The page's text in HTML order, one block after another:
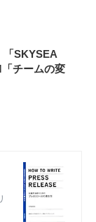
「SKYSEA
チームの変